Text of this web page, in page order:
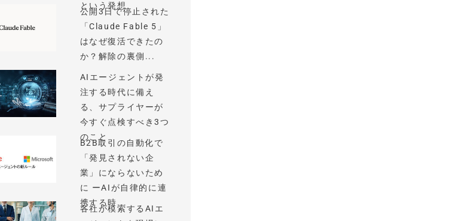
という発想
公開3日で停止された
「Claude Fable 5」
はなぜ復活できたの
か？解除の裏側...
AIエージェントが発
注する時代に備え
る、サプライヤーが
今すぐ点検すべき3つ
のこと
B2B取引の自動化で
「発見されない企
業」にならないため
に ーAIが自律的に連
携する時...
各社が模索するAIエ